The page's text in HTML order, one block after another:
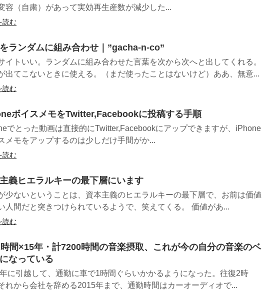
容（自粛）があって実効再生産数が減少した...
読む
ランダムに組み合わせ｜”gacha-n-co”
イトいい。ランダムに組み合わせた言葉を次から次へと出してくれる。
出てこないときに使える。（まだ使ったことはないけど）ああ、無意...
読む
ボイスメモをTwitter,Facebookに投稿する手順
でとった動画は直接的にTwitter,Facebookにアップできますが、iPhone
メモをアップするのは少しだけ手間がか...
読む
義ヒエラルキーの最下層にいます
少ないということは、資本主義のヒエラルキーの最下層で、お前は価値
人間だと突きつけられているようで、笑えてくる。 価値があ...
読む
間×15年・計7200時間の音楽摂取、これが今の自分の音楽のベ
なっている
に引越して、通勤に車で1時間ぐらいかかるようになった。往復2時
れから会社を辞める2015年まで、通勤時間はカーオーディオで...